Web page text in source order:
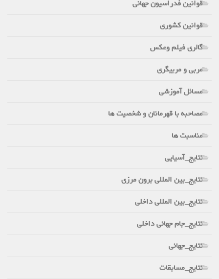
قوانین فدراسیون جهانی
قوانین کشوری
گالری فیلم وعکس
مربی و مربیگری
مسائل آموزشی
مصاحبه با قهرمانان و شخصیت ها
مناسبت ها
نتایج_آسیایی
نتایج_بین المللی برون مرزی
نتایج_بین المللی داخلی
نتایج_جام جهانی داخلی
نتایج_جهانی
نتایج_مسابقات